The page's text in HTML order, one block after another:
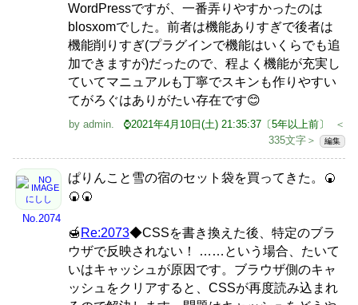
WordPressですが、一番弄りやすかったのは
blosxomでした。前者は機能ありすぎで後者は
機能削りすぎ(プラグインで機能はいくらでも追
加できますが)だったので、程よく機能が充実し
ていてマニュアルも丁寧でスキンも作りやすい
てがろぐはありがたい存在です😊
by admin. ⌚2021年4月10日(土) 21:35:37〔5年以上前〕
＜
335文字＞
編集
にしし
No.2074
ぱりんこと雪の宿のセット袋を買ってきた。🍘
🍘🍘
🍯 Re:2073◆CSSを書き換えた後、特定のブラ
ウザで反映されない！ ……という場合、たいて
いはキャッシュが原因です。ブラウザ側のキャ
ッシュをクリアすると、CSSが再度読み込まれ